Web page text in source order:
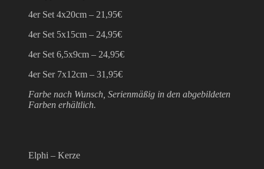
4er Set 4x20cm – 21,95€
4er Set 5x15cm – 24,95€
4er Set 6,5x9cm – 24,95€
4er Ser 7x12cm – 31,95€
Farbe nach Wunsch, Serienmäßig in den abgebildeten
Farben erhältlich.
Elphi – Kerze